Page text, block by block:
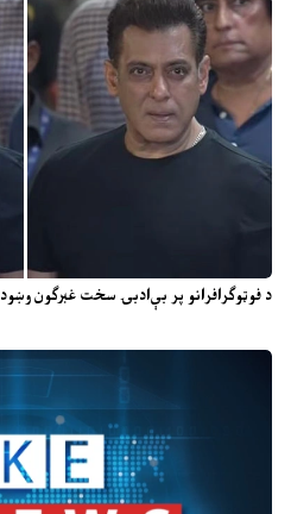
د فوټوګرافرانو پر بې‌ادبۍ سخت غبرګون وښود